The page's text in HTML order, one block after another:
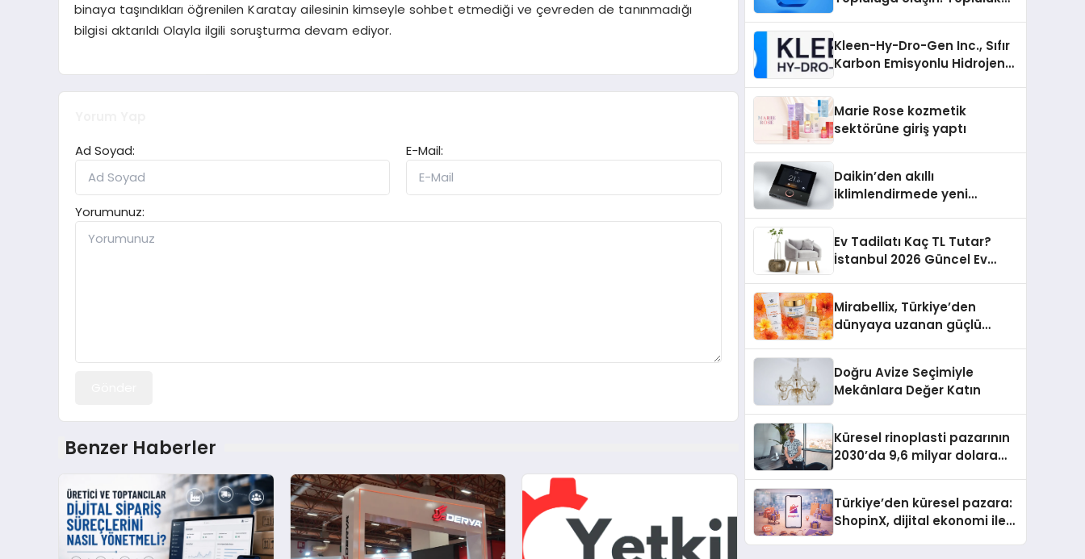
binaya taşındıkları öğrenilen Karatay ailesinin kimseyle sohbet etmediği ve çevreden de tanınmadığı
bilgisi aktarıldı Olayla ilgili soruşturma devam ediyor.
Ad Soyad:
E-Mail:
Yorumunuz:
Benzer Haberler
Kleen-Hy-Dro-Gen Inc., Sıfır
Karbon Emisyonlu Hidrojen
Aldı
Marie Rose kozmetik
sektörüne giriş yaptı
Daikin’den akıllı
iklimlendirmede yeni
Ev Tadilatı Kaç TL Tutar?
İstanbul 2026 Güncel Ev
Mirabellix, Türkiye’den
dünyaya uzanan güçlü
Doğru Avize Seçimiyle
Mekânlara Değer Katın
Küresel rinoplasti pazarının
2030’da 9,6 milyar dolara
Türkiye’den küresel pazara:
ShopinX, dijital ekonomi ile